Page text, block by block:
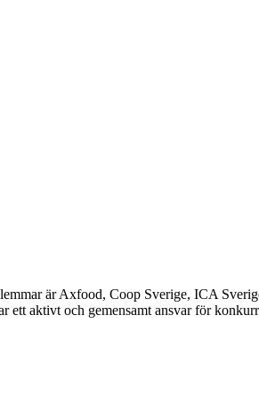
är Axfood, Coop Sverige, ICA
aktivt och gemensamt ansvar för